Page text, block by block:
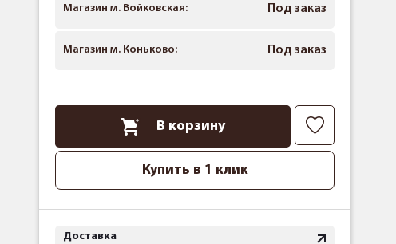
Магазин м. Войковская: Под заказ
Магазин м. Коньково: Под заказ
В корзину
Купить в 1 клик
Доставка